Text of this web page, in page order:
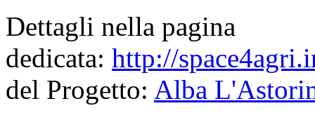
Dettagli nella pagina
dedicata: http://
del Progetto: Alba